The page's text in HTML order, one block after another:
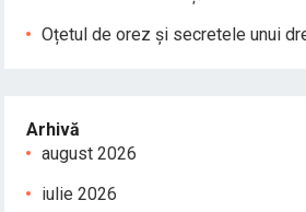
Oțetul de orez și secretele unui
Arhivă
august 2026
iulie 2026